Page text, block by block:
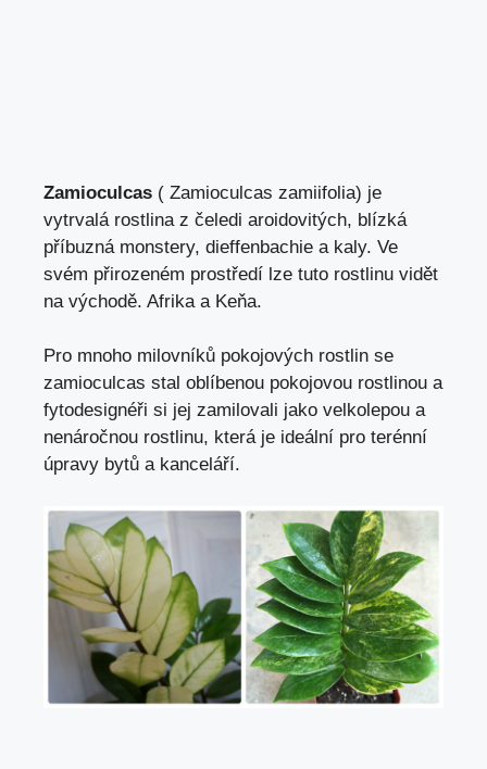
Zamioculcas ( Zamioculcas zamiifolia) je
vytrvalá rostlina z čeledi aroidovitých, blízká
příbuzná monstery, dieffenbachie a kaly. Ve
svém přirozeném prostředí lze tuto rostlinu vidět
na východě. Afrika a Keňa.
Pro mnoho milovníků pokojových rostlin se
zamioculcas stal oblíbenou pokojovou rostlinou a
fytodesignéři si jej zamilovali jako velkolepou a
nenáročnou rostlinu, která je ideální pro terénní
úpravy bytů a kanceláří.